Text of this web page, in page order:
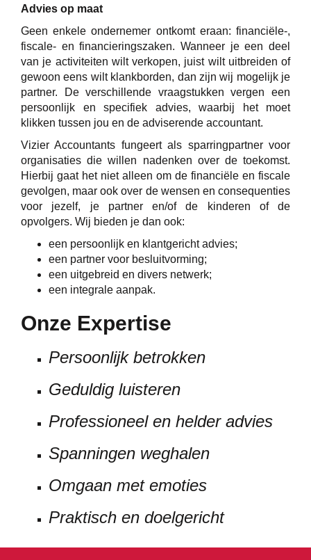
Advies op maat
Geen enkele ondernemer ontkomt eraan: financiële-,
fiscale- en financieringszaken. Wanneer je een deel
van je activiteiten wilt verkopen, juist wilt uitbreiden of
gewoon eens wilt klankborden, dan zijn wij mogelijk je
partner. De verschillende vraagstukken vergen een
persoonlijk en specifiek advies, waarbij het moet
klikken tussen jou en de adviserende accountant.
Vizier Accountants fungeert als sparringpartner voor
organisaties die willen nadenken over de toekomst.
Hierbij gaat het niet alleen om de financiële en fiscale
gevolgen, maar ook over de wensen en consequenties
voor jezelf, je partner en/of de kinderen of de
opvolgers. Wij bieden je dan ook:
een persoonlijk en klantgericht advies;
een partner voor besluitvorming;
een uitgebreid en divers netwerk;
een integrale aanpak.
Onze Expertise
Persoonlijk betrokken
Geduldig luisteren
Professioneel en helder advies
Spanningen weghalen
Omgaan met emoties
Praktisch en doelgericht